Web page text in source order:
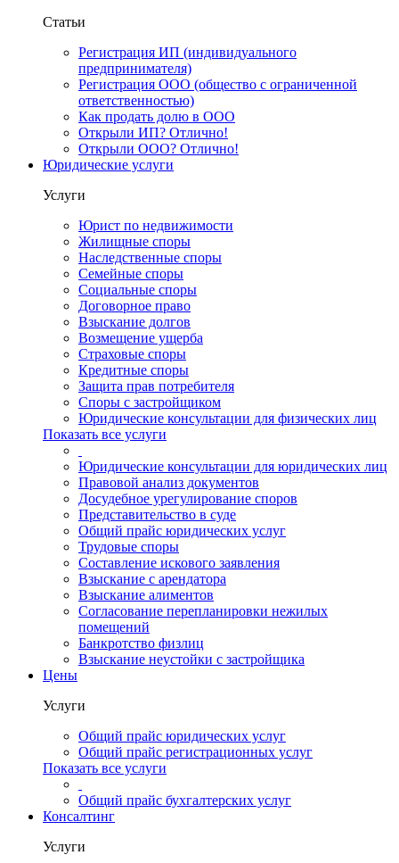
Статьи
Регистрация ИП (индивидуального
предпринимателя)
Регистрация ООО (общество с ограниченной
ответственностью)
Как продать долю в ООО
Открыли ИП? Отлично!
Открыли ООО? Отлично!
Юридические услуги
Услуги
Юрист по недвижимости
Жилищные споры
Наследственные споры
Семейные споры
Социальные споры
Договорное право
Взыскание долгов
Возмещение ущерба
Страховые споры
Кредитные споры
Защита прав потребителя
Споры с застройщиком
Юридические консультации для физических лиц
Показать все услуги
Юридические консультации для юридических лиц
Правовой анализ документов
Досудебное урегулирование споров
Представительство в суде
Общий прайс юридических услуг
Трудовые споры
Составление искового заявления
Взыскание с арендатора
Взыскание алиментов
Cогласование перепланировки нежилых
помещений
Банкротство физлиц
Взыскание неустойки с застройщика
Цены
Услуги
Общий прайс юридических услуг
Общий прайс регистрационных услуг
Показать все услуги
Общий прайс бухгалтерских услуг
Консалтинг
Услуги